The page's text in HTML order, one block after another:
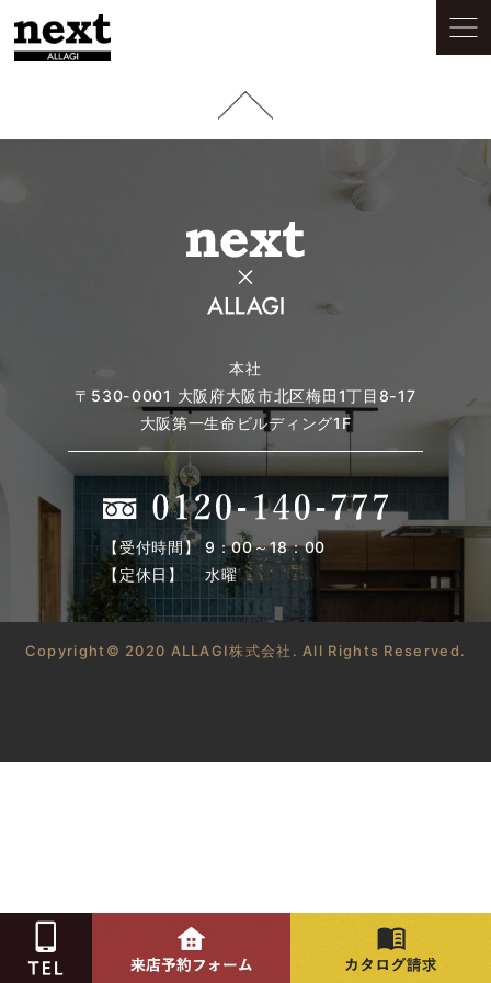
本社
〒530-0001 大阪府大阪市北区梅田1丁目8-17
大阪第一生命ビルディング1F
【受付時間】 9：00～18：00
【定休日】 水曜
Copyright© 2020 ALLAGI株式会社. All Rights Reserved.